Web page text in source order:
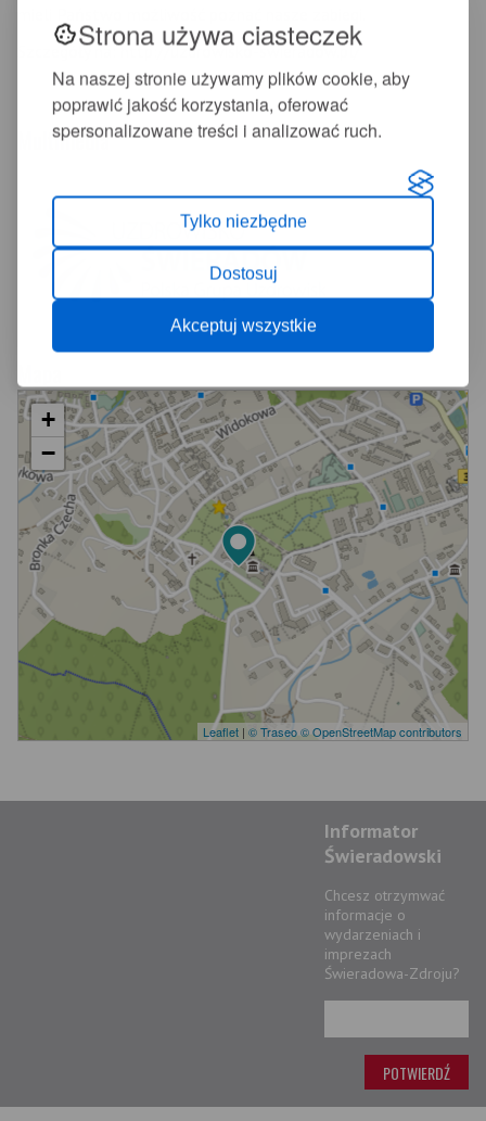
Strona używa ciasteczek
Na naszej stronie używamy plików cookie, aby
poprawić jakość korzystania, oferować
spersonalizowane treści i analizować ruch.
Tylko niezbędne
Dostosuj
Akceptuj wszystkie
Szczegóły na: http://uzdrowisko-swieradow.pl/
Multimedia
+
−
Leaflet | © Traseo© OpenStreetMap contributors
Informator
Świeradowski
Chcesz otrzymwać
informacje o
wydarzeniach i
imprezach
Świeradowa-Zdroju?